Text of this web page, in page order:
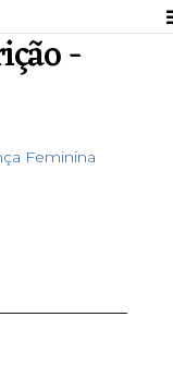
-
Feminina